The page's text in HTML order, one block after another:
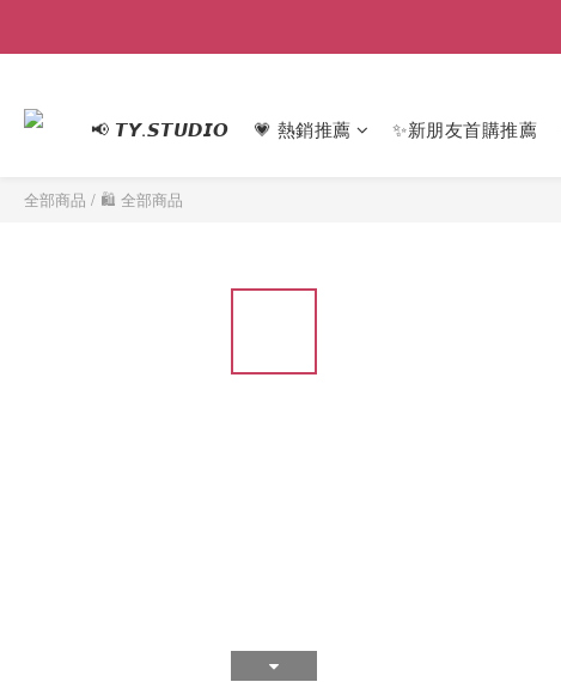
📢 𝙏𝙔.𝙎𝙏𝙐𝘿𝙄𝙊 💗 熱銷推薦 ✨新朋友首購推薦
全部商品 / 🛍 全部商品